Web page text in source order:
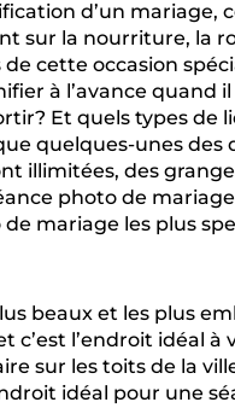
d’un
sur la nourriture, la
cette occasion
à l’avance quand
Et quels types
quelques-unes
illimitées, des
photo de
mariage les plus
beaux et les plus
l’endroit idéal
sur les toits de la
idéal pour une